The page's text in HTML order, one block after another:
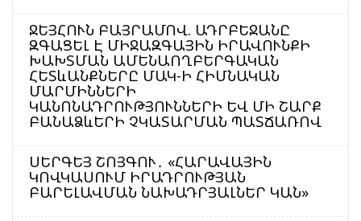
ՋԵՅՀՈՒՆ ԲԱՅՐԱՄՈՎ. ԱԴՐԲԵՋԱՆԸ
ԶԳԱՑԵԼ Է ՄԻՋԱԶԳԱՅԻՆ ԻՐԱՎՈՒՆՔԻ
ԽԱԽՏՄԱՆ ԱՄԵՆԱՈՂԲԵՐԳԱԿԱՆ
ՀԵՏևԱՆՔՆԵՐԸ ՄԱԿ-Ի ՀԻՄՆԱԿԱՆ
ՄԱՐՄԻՆՆԵՐԻ
ԿԱՆՈՆԱԴՐՈՒԹՅՈՒՆՆԵՐԻ ԵՎ ՄԻ ՇԱՐՔ
ԲԱՆԱՁևԵՐԻ ՉԿԱՏԱՐՄԱՆ ՊԱՏՃԱՌՈՎ
ՍԵՐԳԵՅ ՇՈՅԳՈՒ․ «ՀԱՐԱՎԱՅԻՆ
ԿՈՎԿԱՍՈՒՄ ԻՐԱԴՐՈՒԹՅԱՆ
ԲԱՐԵԼԱՎՄԱՆ ՆԱԽԱԴՐՅԱԼՆԵՐ ԿԱՆ»